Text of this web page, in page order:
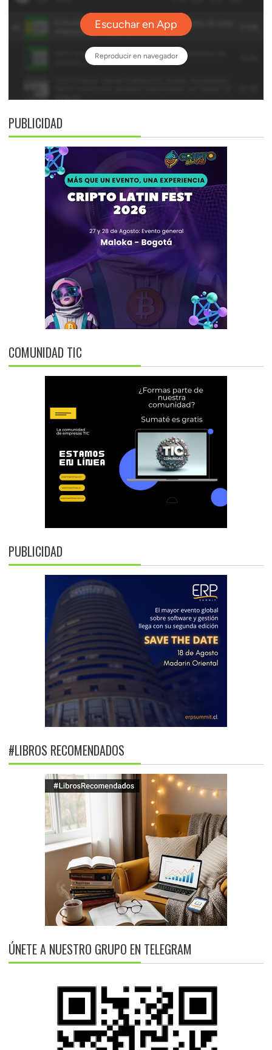
PUBLICIDAD
COMUNIDAD TIC
PUBLICIDAD
#LIBROS RECOMENDADOS
ÚNETE A NUESTRO GRUPO EN TELEGRAM